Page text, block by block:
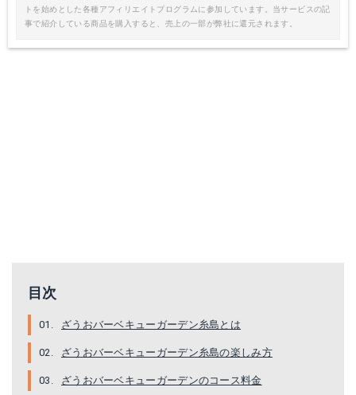
トを始めとした各種アフィリエイトプログラムに参加しています。当サービスの記
事で紹介している商品を購入すると、売上の一部が弊社に還元されます。
目次
ざうおバーベキューガーデン糸島とは
ざうおバーベキューガーデン糸島の楽しみ方
ざうおバーベキューガーデンのコース料金